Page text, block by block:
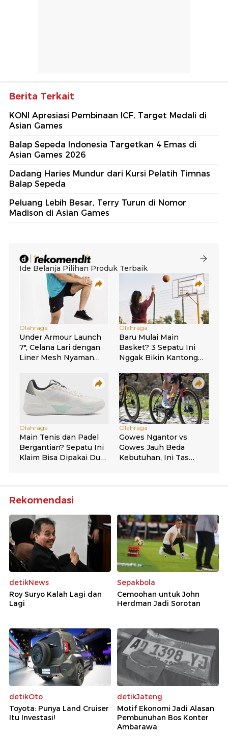
Berita Terkait
KONI Apresiasi Pembinaan ICF, Target Medali di
Asian Games
Balap Sepeda Indonesia Targetkan 4 Emas di
Asian Games 2026
Dadang Haries Mundur dari Kursi Pelatih Timnas
Balap Sepeda
Peluang Lebih Besar, Terry Turun di Nomor
Madison di Asian Games
Rekomendasi
detikNews
Roy Suryo Kalah Lagi dan
Lagi
Sepakbola
Cemoohan untuk John
Herdman Jadi Sorotan
detikOto
Toyota: Punya Land Cruiser
Itu Investasi!
detikJateng
Motif Ekonomi Jadi Alasan
Pembunuhan Bos Konter
Ambarawa